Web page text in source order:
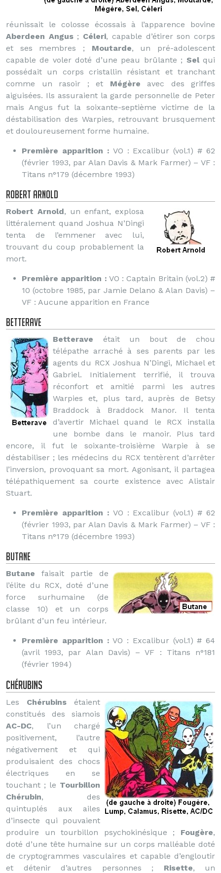
réunissait le colosse écossais à l’apparence bovine
Aberdeen Angus; Céleri, capable d’étirer son corps
et ses membres ; Moutarde, un pré-adolescent
capable de voler doté d’une peau brûlante ; Selqui
possédait un corps cristallin résistant et tranchant
comme un rasoir ; et Mégère avec des griffes
aiguisées. Ils assuraient la garde personnelle de Peter
mais Angus fut la soixante-septième victime de la
déstabilisation des Warpies, retrouvant brusquement
et douloureusement forme humaine.
Première apparition : VO : Excalibur (vol.1) # 62
(février 1993, par Alan Davis & Mark Farmer) – VF :
Titans n°179 (décembre 1993)
Robert Arnold
Robert Arnold, un enfant, explosa
littéralement quand Joshua N’Dingi
tenta de l’emmener avec lui,
trouvant du coup probablement la
mort.
Première apparition : VO : Captain Britain (vol.2) #
10 (octobre 1985, par Jamie Delano & Alan Davis) –
VF : Aucune apparition en France
Betterave
Betterave était un bout de chou
télépathe arraché à ses parents par les
agents du RCX Joshua N’Dingi, Michael et
Gabriel. Initialement terrifié, il trouva
réconfort et amitié parmi les autres
Warpies et, plus tard, auprès de Betsy
Braddock à Braddock Manor. Il tenta
d’avertir Michael quand le RCX installa
une bombe dans le manoir. Plus tard
encore, il fut le soixante-troisième Warpie à se
déstabiliser ; les médecins du RCX tentèrent d’arrêter
l’inversion, provoquant sa mort. Agonisant, il partagea
télépathiquement sa courte existence avec Alistair
Stuart.
Première apparition : VO : Excalibur (vol.1) # 62
(février 1993, par Alan Davis & Mark Farmer) – VF :
Titans n°179 (décembre 1993)
Butane
Butane faisait partie de
l’élite du RCX, doté d’une
force surhumaine (de
classe 10) et un corps
brûlant d’un feu intérieur.
Première apparition : VO : Excalibur (vol.1) # 64
(avril 1993, par Alan Davis) – VF : Titans n°181
(février 1994)
Chérubins
Les Chérubins étaient
constitués des siamois
AC-DC, l’un chargé
positivement, l’autre
négativement et qui
produisaient des chocs
électriques en se
touchant ; le Tourbillon
Chérubin, des
quintuplés aux ailes
d’insecte qui pouvaient
produire un tourbillon psychokinésique ; Fougère,
doté d’une tête humaine sur un corps malléable doté
de cryptogrammes vasculaires et capable d’engloutir
et détenir d’autres personnes ; Risette, un